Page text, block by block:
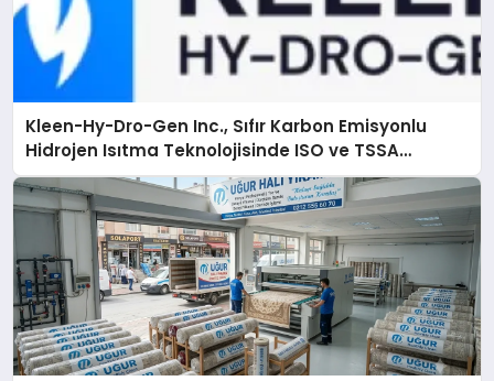
Kleen-Hy-Dro-Gen Inc., Sıfır Karbon Emisyonlu
Hidrojen Isıtma Teknolojisinde ISO ve TSSA
Düzenleyici Onaylarını Aldı